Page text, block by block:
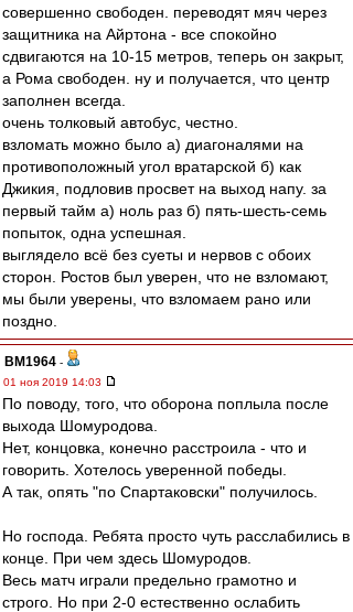
совершенно свободен. переводят мяч через
защитника на Айртона - все спокойно
сдвигаются на 10-15 метров, теперь он закрыт,
а Рома свободен. ну и получается, что центр
заполнен всегда.
очень толковый автобус, честно.
взломать можно было а) диагоналями на
противоположный угол вратарской б) как
Джикия, подловив просвет на выход напу. за
первый тайм а) ноль раз б) пять-шесть-семь
попыток, одна успешная.
выглядело всё без суеты и нервов с обоих
сторон. Ростов был уверен, что не взломают,
мы были уверены, что взломаем рано или
поздно.
BM1964 -
01 ноя 2019 14:03
По поводу, того, что оборона поплыла после
выхода Шомуродова.
Нет, концовка, конечно расстроила - что и
говорить. Хотелось уверенной победы.
А так, опять "по Спартаковски" получилось.
Но господа. Ребята просто чуть расслабились в
конце. При чем здесь Шомуродов.
Весь матч играли предельно грамотно и
строго. Но при 2-0 естественно ослабить